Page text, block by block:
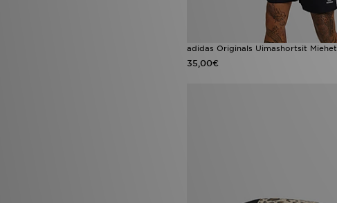
adidas Originals Uimashortsit Miehet
35,00€